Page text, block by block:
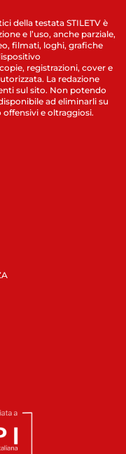
della testata STILETV è
e l’uso, anche parziale,
filmati, loghi, grafiche
registrazioni, cover e
La redazione
sul sito. Non potendo
ad eliminarli su
offensivi e oltraggiosi.